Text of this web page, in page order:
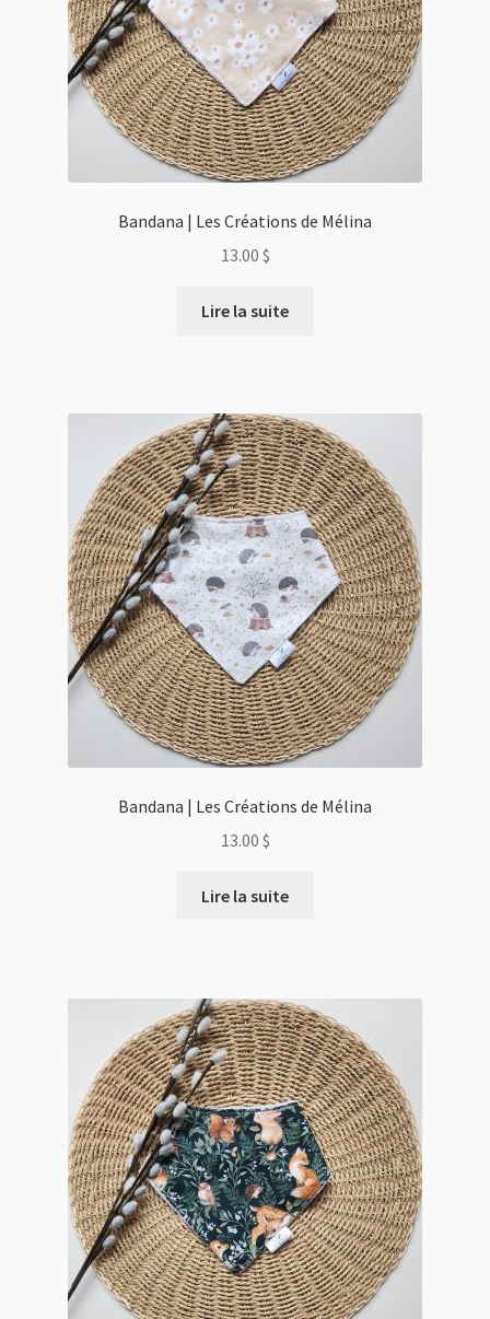
Bandana | Les Créations de Mélina
13.00 $
Lire la suite
Bandana | Les Créations de Mélina
13.00 $
Lire la suite